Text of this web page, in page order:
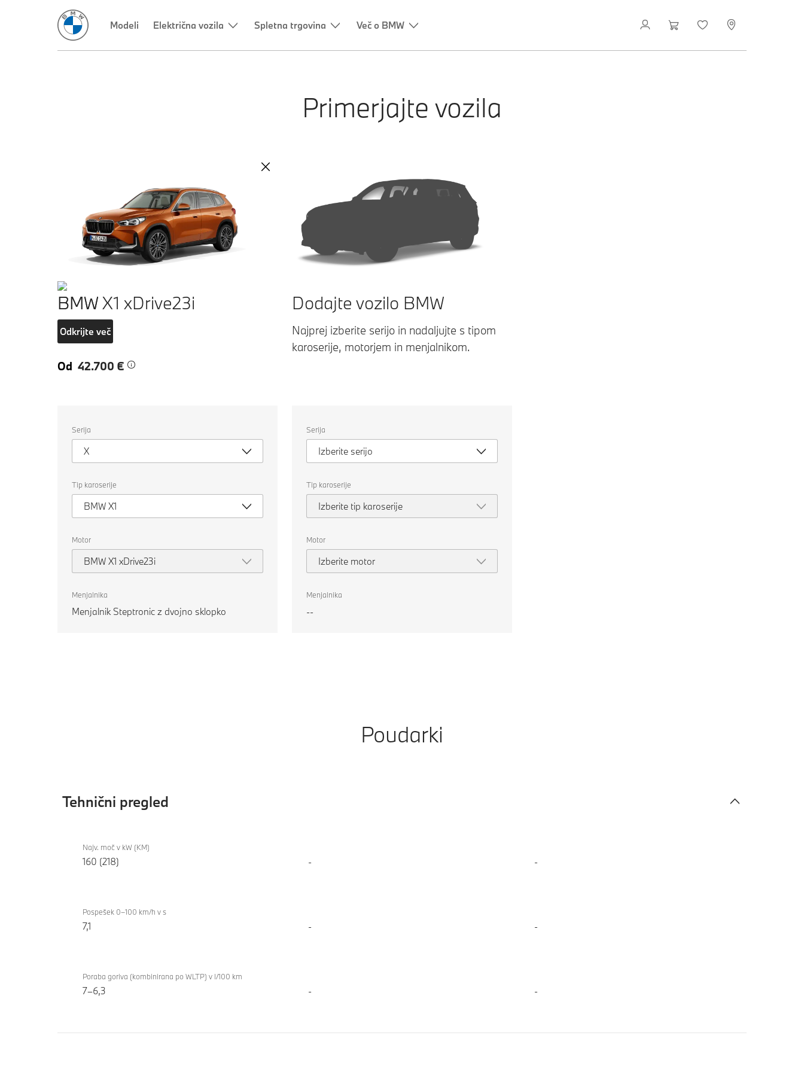
Modeli Električna vozila Spletna trgovina Več o BMW
Primerjajte vozila
BMW X1 xDrive23i
Odkrijte več
Od 42.700 €
naslednje
lastnosti
izbiro
za
primerjavo.
Serija
X
Tip karoserije
BMW X1
Motor
BMW X1 xDrive23i
Menjalnika
Menjalnik Steptronic z dvojno sklopko
Dodajte vozilo BMW
Najprej izberite serijo in nadaljujte s tipom
karoserije, motorjem in menjalnikom.
naslednje
lastnosti
izbiro
za
primerjavo.
Serija
Izberite serijo
Tip karoserije
Izberite tip karoserije
Motor
Izberite motor
Menjalnika
--
Poudarki
Tehnični pregled
pregled
xDrive23i
Najv. moč v kW (KM)
160 (218) - -
Pospešek 0–100 km/h v s
7,1 - -
Poraba goriva (kombinirana po WLTP) v l/100 km
7–6,3 - -